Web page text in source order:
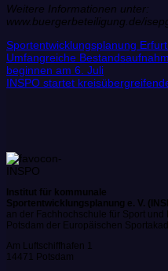
Weitere Informationen unter:
www.buergerbeteiligung.de/
Sportentwicklungsplanung
Umfangreiche
beginnen am 6. Juli
INSPO startet
Institut für kommunale
Sportentwicklungsplanung e. V.
an der Fachhochschule für Sport und
Potsdam der Europäischen
Am Luftschiffhafen 1
14471 Potsdam